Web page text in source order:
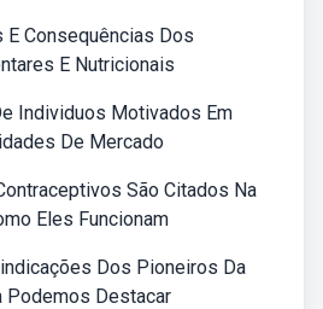
E Consequências Dos
E Nutricionais
Individuos Motivados Em
De Mercado
São Citados Na
Eles Funcionam
Dos Pioneiros Da
Podemos Destacar